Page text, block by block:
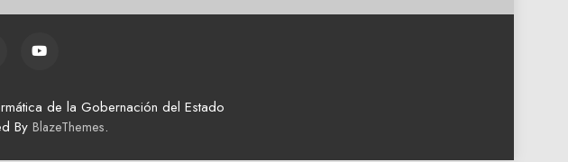
de la Gobernación del Estado
By BlazeThemes.